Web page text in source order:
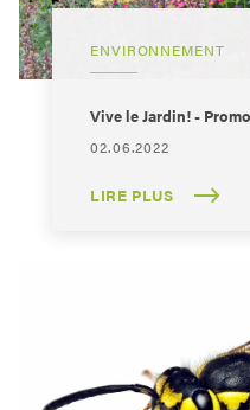
ENVIRONNEMENT
Vive le Jardin! -
02.06.2022
LIRE PLUS